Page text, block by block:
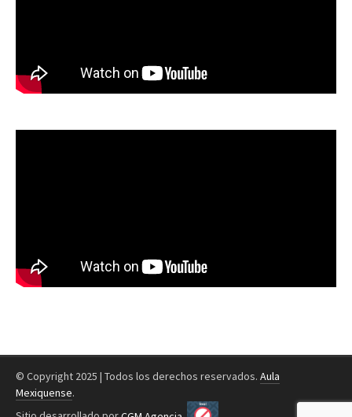
© Copyright 2025 | Todos los derechos reservados. Aula
Mexiquense.